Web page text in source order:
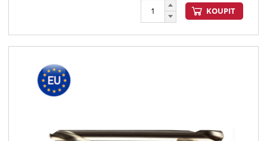
KOUPIT